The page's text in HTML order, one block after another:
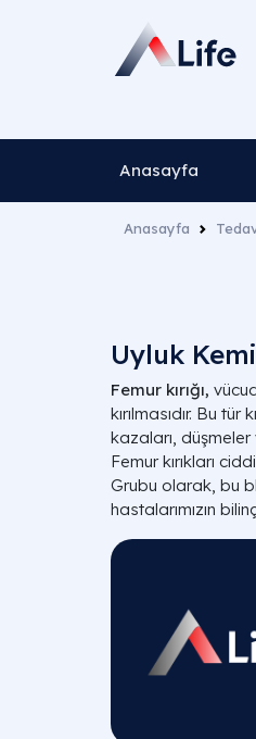
Anasayfa
Anasayfa
Uyluk
Femur kırığı,
kırılmasıdır. Bu
kazaları,
Femur kırıkları
Grubu olarak, bu
hastalarımızın